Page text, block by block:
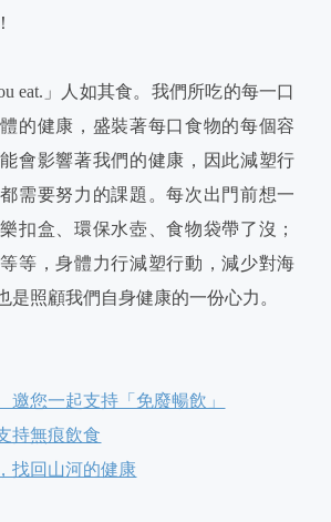
eat.」人如其食。我們所吃的每一口
的健康，盛裝著每口食物的每個容
會影響著我們的健康，因此減塑行
需要努力的課題。每次出門前想一
扣盒、環保水壺、食物袋帶了沒；
等，身體力行減塑行動，減少對海
是照顧我們自身健康的一份心力。
您一起支持「免廢暢飲」
持無痕飲食
找回山河的健康